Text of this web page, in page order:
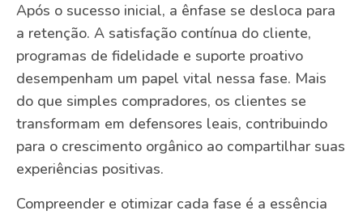
Após o sucesso inicial, a ênfase se desloca para
a retenção. A satisfação contínua do cliente,
programas de fidelidade e suporte proativo
desempenham um papel vital nessa fase. Mais
do que simples compradores, os clientes se
transformam em defensores leais, contribuindo
para o crescimento orgânico ao compartilhar suas
experiências positivas.
Compreender e otimizar cada fase é a essência